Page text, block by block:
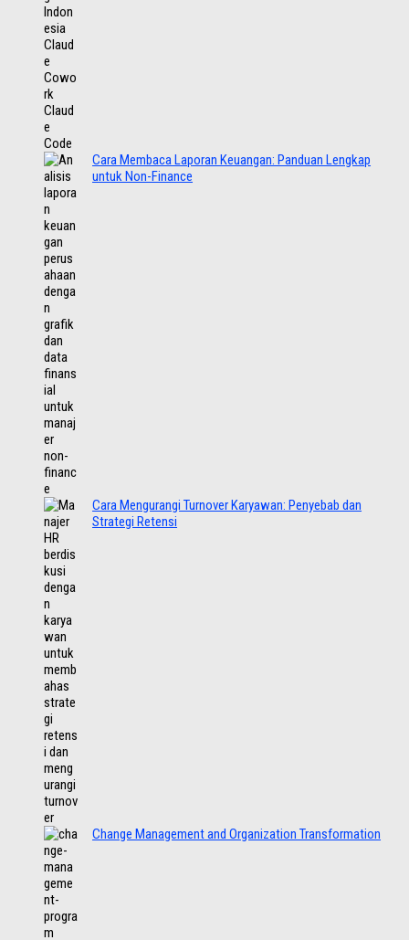
Cara Membaca Laporan Keuangan: Panduan Lengkap
untuk Non-Finance
Cara Mengurangi Turnover Karyawan: Penyebab dan
Strategi Retensi
Change Management and Organization Transformation